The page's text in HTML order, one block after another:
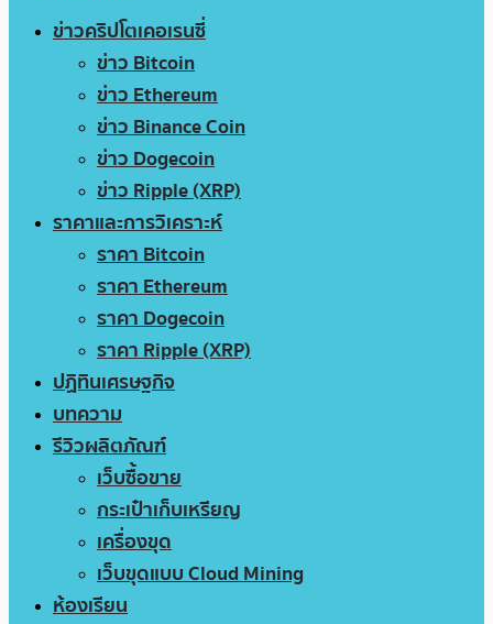
ข่าวคริปโตเคอเรนซี่
ข่าว Bitcoin
ข่าว Ethereum
ข่าว Binance Coin
ข่าว Dogecoin
ข่าว Ripple (XRP)
ราคาและการวิเคราะห์
ราคา Bitcoin
ราคา Ethereum
ราคา Dogecoin
ราคา Ripple (XRP)
ปฏิทินเศรษฐกิจ
บทความ
รีวิวผลิตภัณฑ์
เว็บซื้อขาย
กระเป๋าเก็บเหรียญ
เครื่องขุด
เว็บขุดแบบ Cloud Mining
ห้องเรียน